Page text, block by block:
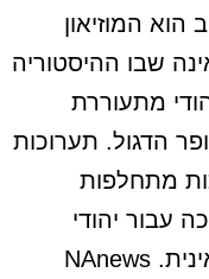
הוא המוזיאון
שבו ההיסטוריה
מתעוררת
הדגול. תערוכות
מתחלפות
עבור יהודי
ישראל והתפוצה האוקראינית. NAnews